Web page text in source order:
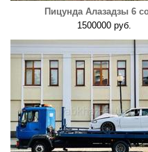
Пицунда Алазадзы 6
1500000 руб.